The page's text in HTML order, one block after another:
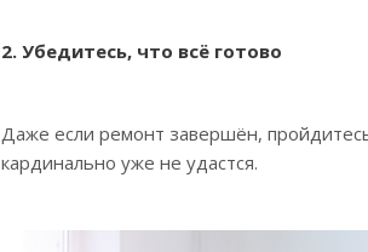
2. Убедитесь, что всё готово
Даже если ремонт завершён,
кардинально уже не удастся.